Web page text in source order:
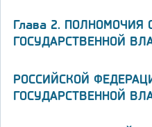
Глава 2. ПОЛНОМОЧИЯ
ГОСУДАРСТВЕННОЙ
РОССИЙСКОЙ
ГОСУДАРСТВЕННОЙ